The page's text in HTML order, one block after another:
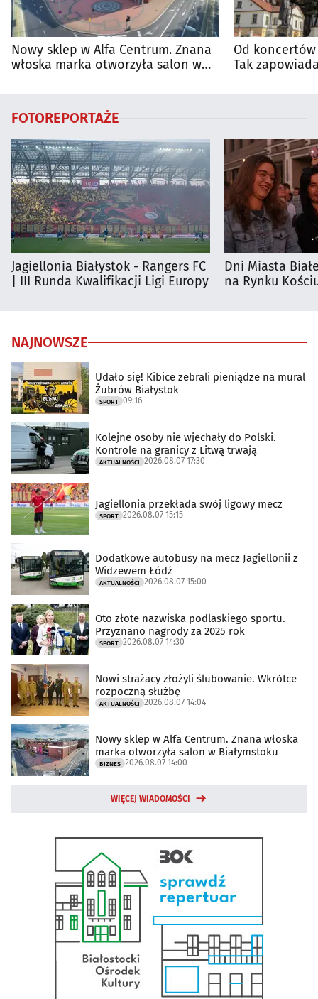
Nowy sklep w Alfa Centrum. Znana
włoska marka otworzyła salon w
Od
Tak
FOTOREPORTAŻE
Jagiellonia Białystok - Rangers FC
| III Runda Kwalifikacji Ligi Europy
Dni Miasta
na Rynku
NAJNOWSZE
Udało się! Kibice zebrali pieniądze na mural
Żubrów Białystok
SPORT 09:16
Kolejne osoby nie wjechały do Polski.
Kontrole na granicy z Litwą trwają
AKTUALNOŚCI 2026.08.07 17:30
Jagiellonia przekłada swój ligowy mecz
SPORT 2026.08.07 15:15
Dodatkowe autobusy na mecz Jagiellonii z
Widzewem Łódź
AKTUALNOŚCI 2026.08.07 15:00
Oto złote nazwiska podlaskiego sportu.
Przyznano nagrody za 2025 rok
SPORT 2026.08.07 14:30
Nowi strażacy złożyli ślubowanie. Wkrótce
rozpoczną służbę
AKTUALNOŚCI 2026.08.07 14:04
Nowy sklep w Alfa Centrum. Znana włoska
marka otworzyła salon w Białymstoku
BIZNES 2026.08.07 14:00
WIĘCEJ WIADOMOŚCI